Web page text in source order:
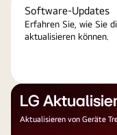
Software-Updates
Erfahren Sie, wie Sie
aktualisieren können.
LG
Aktualisieren von Geräte